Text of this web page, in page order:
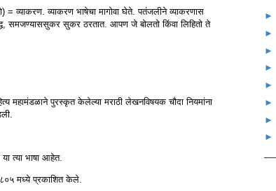
व्याकरण. व्याकरण भाषेचा मागोवा घेते. पतंजलीने व्याकरणास
समजण्याससुकर सुकर ठरतात. आपण जे बोलतो किंवा लिहितो ते
महामंडळाने पुरस्कृत केलेल्या मराठी लेखनविषयक चौदा नियमांना
त्या भाषा आहेत.
मध्ये प्रकाशित केले.
►
►
►
►
►
►
►
►